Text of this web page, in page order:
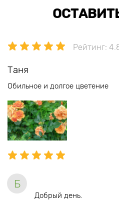
Рейтинг:
Таня
Обильное и долгое цветение
Б
Добрый день.